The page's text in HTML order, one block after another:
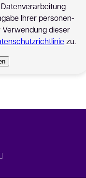
Ihrer personen­
Verwendung dieser
zu.